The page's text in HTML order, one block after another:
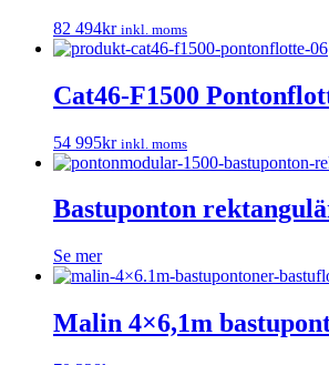
82 494kr inkl. moms
Cat46-F1500
54 995kr inkl. moms
Bastuponton
Se mer
Malin 4×6,1m